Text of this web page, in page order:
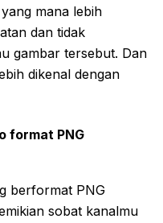
mana lebih
dan tidak
gambar tersebut. Dan
dikenal dengan
format PNG
berformat PNG
sobat kanalmu